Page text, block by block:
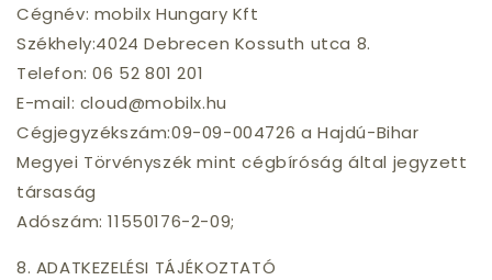
Cégnév: mobilx Hungary Kft
Székhely:4024 Debrecen Kossuth utca 8.
Telefon: 06 52 801 201
E-mail: cloud@mobilx.hu
Cégjegyzékszám:09-09-004726 a Hajdú-Bihar
Megyei Törvényszék mint cégbíróság által jegyzett
társaság
Adószám: 11550176-2-09;
8. ADATKEZELÉSI TÁJÉKOZTATÓ